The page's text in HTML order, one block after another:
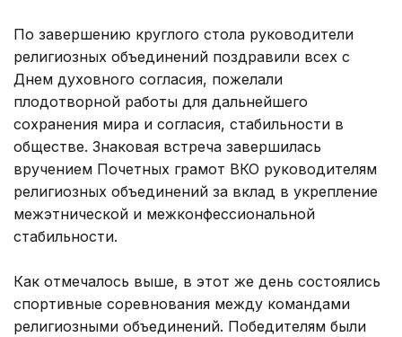
По завершению круглого стола руководители
религиозных объединений поздравили всех с
Днем духовного согласия, пожелали
плодотворной работы для дальнейшего
сохранения мира и согласия, стабильности в
обществе. Знаковая встреча завершилась
вручением Почетных грамот ВКО руководителям
религиозных объединений за вклад в укрепление
межэтнической и межконфессиональной
стабильности.
Как отмечалось выше, в этот же день состоялись
спортивные соревнования между командами
религиозными объединений. Победителям были